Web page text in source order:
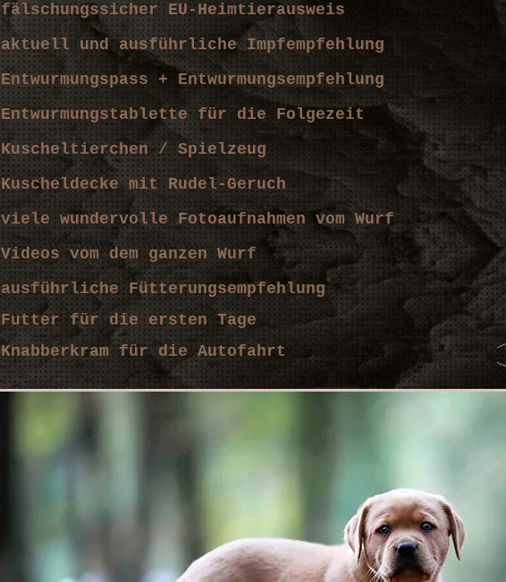
fälschungssicher EU-Heimtierausweis
aktuell und ausführliche Impfempfehlung
Entwurmungspass + Entwurmungsempfehlung
Entwurmungstablette für die Folgezeit
Kuscheltierchen / Spielzeug
Kuscheldecke mit Rudel-Geruch
viele wundervolle Fotoaufnahmen vom Wurf
Videos vom dem ganzen Wurf
ausführliche Fütterungsempfehlung
Futter für die ersten Tage
Knabberkram für die Autofahrt